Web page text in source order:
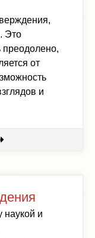
Это
преодолено,
от
и
наукой и